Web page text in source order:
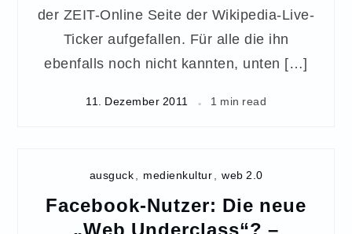
der ZEIT-Online Seite der Wikipedia-Live-
Ticker aufgefallen. Für alle die ihn
ebenfalls noch nicht kannten, unten […]
11. Dezember 2011 1 min read
ausguck medienkultur web 2.0
Facebook-Nutzer: Die neue